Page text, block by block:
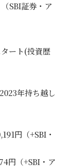
SBI証券・ア
ート(投資歴
年持ち越し
円（+SBI・
（+SBI・ア